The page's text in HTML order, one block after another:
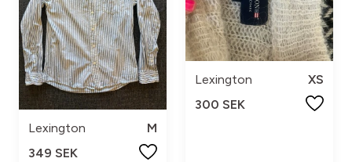
Lexington
M
349 SEK
Lexington
XS
300 SEK